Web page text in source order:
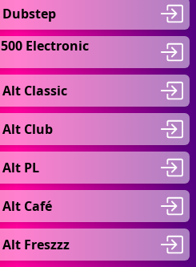
Dubstep
Electronic
Classic
Alt Club
PL
Café
Freszzz